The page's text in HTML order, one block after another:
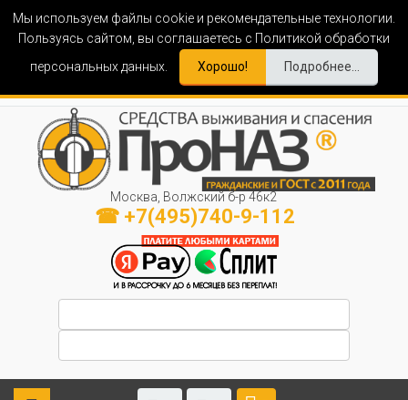
Мы используем файлы cookie и рекомендательные технологии.
Пользуясь сайтом, вы соглашаетесь с Политикой обработки
персональных данных.
Хорошо! Подробнее...
Москва, Волжский б-р 46к2
☎ +7(495)740-9-112